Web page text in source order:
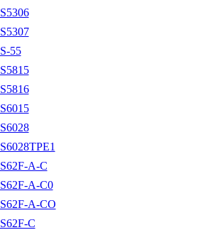
55
A-C
A-C0
A-CO
C